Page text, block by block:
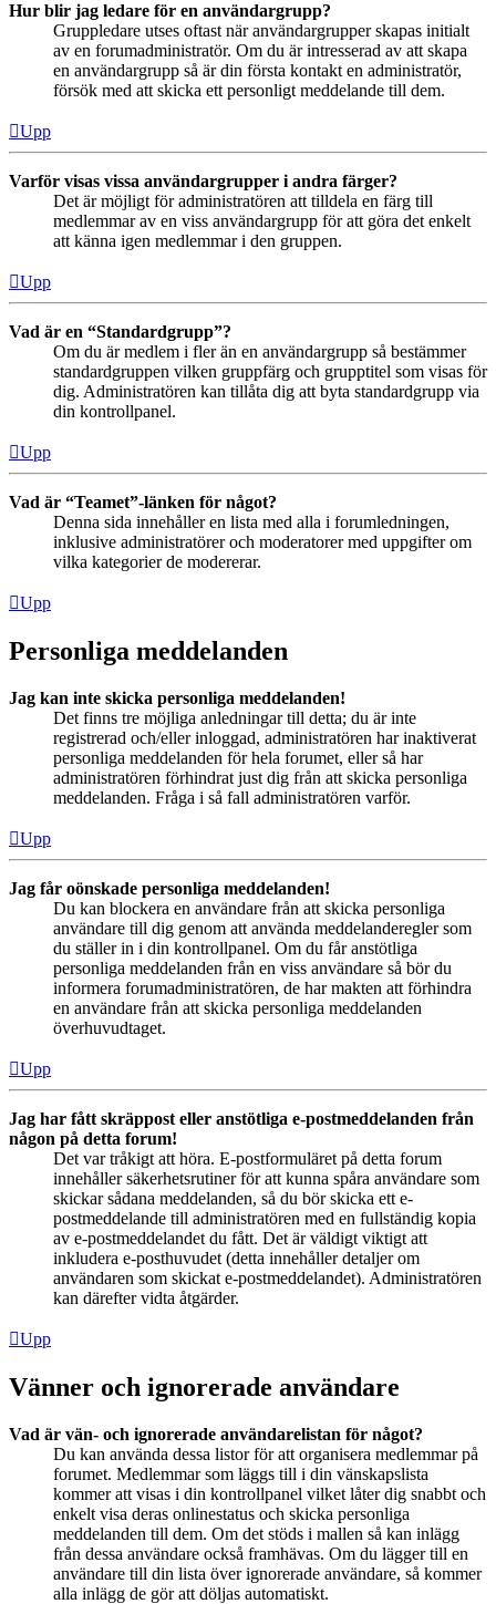
Hur blir jag ledare för en användargrupp?
Gruppledare utses oftast när användargrupper skapas initialt
av en forumadministratör. Om du är intresserad av att skapa
en användargrupp så är din första kontakt en administratör,
försök med att skicka ett personligt meddelande till dem.
Upp
Varför visas vissa användargrupper i andra färger?
Det är möjligt för administratören att tilldela en färg till
medlemmar av en viss användargrupp för att göra det enkelt
att känna igen medlemmar i den gruppen.
Upp
Vad är en “Standardgrupp”?
Om du är medlem i fler än en användargrupp så bestämmer
standardgruppen vilken gruppfärg och grupptitel som visas för
dig. Administratören kan tillåta dig att byta standardgrupp via
din kontrollpanel.
Upp
Vad är “Teamet”-länken för något?
Denna sida innehåller en lista med alla i forumledningen,
inklusive administratörer och moderatorer med uppgifter om
vilka kategorier de modererar.
Upp
Personliga meddelanden
Jag kan inte skicka personliga meddelanden!
Det finns tre möjliga anledningar till detta; du är inte
registrerad och/eller inloggad, administratören har inaktiverat
personliga meddelanden för hela forumet, eller så har
administratören förhindrat just dig från att skicka personliga
meddelanden. Fråga i så fall administratören varför.
Upp
Jag får oönskade personliga meddelanden!
Du kan blockera en användare från att skicka personliga
användare till dig genom att använda meddelanderegler som
du ställer in i din kontrollpanel. Om du får anstötliga
personliga meddelanden från en viss användare så bör du
informera forumadministratören, de har makten att förhindra
en användare från att skicka personliga meddelanden
överhuvudtaget.
Upp
Jag har fått skräppost eller anstötliga e-postmeddelanden från
någon på detta forum!
Det var tråkigt att höra. E-postformuläret på detta forum
innehåller säkerhetsrutiner för att kunna spåra användare som
skickar sådana meddelanden, så du bör skicka ett e-
postmeddelande till administratören med en fullständig kopia
av e-postmeddelandet du fått. Det är väldigt viktigt att
inkludera e-posthuvudet (detta innehåller detaljer om
användaren som skickat e-postmeddelandet). Administratören
kan därefter vidta åtgärder.
Upp
Vänner och ignorerade användare
Vad är vän- och ignorerade användarelistan för något?
Du kan använda dessa listor för att organisera medlemmar på
forumet. Medlemmar som läggs till i din vänskapslista
kommer att visas i din kontrollpanel vilket låter dig snabbt och
enkelt visa deras onlinestatus och skicka personliga
meddelanden till dem. Om det stöds i mallen så kan inlägg
från dessa användare också framhävas. Om du lägger till en
användare till din lista över ignorerade användare, så kommer
alla inlägg de gör att döljas automatiskt.